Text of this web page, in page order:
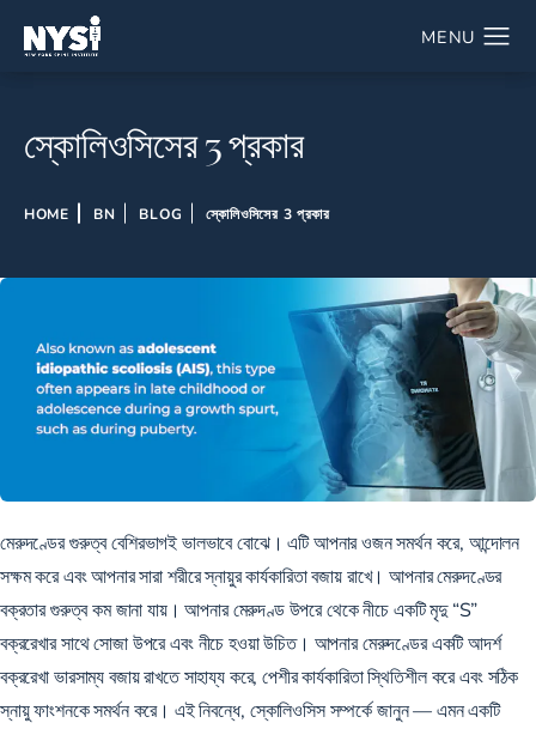
স্কোলিওসিসের 3 প্রকার
HOME BN BLOG স্কোলিওসিসের 3 প্রকার
মেরুদণ্ডের গুরুত্ব বেশিরভাগই ভালভাবে বোঝে। এটি আপনার ওজন সমর্থন করে, আন্দোলন
সক্ষম করে এবং আপনার সারা শরীরে স্নায়ুর কার্যকারিতা বজায় রাখে। আপনার মেরুদণ্ডের
বক্রতার গুরুত্ব কম জানা যায়। আপনার মেরুদণ্ডউপরে থেকে নীচে একটি মৃদু “S”
বক্ররেখারসাথে সোজা উপরে এবং নীচে হওয়া উচিত। আপনার মেরুদণ্ডের একটিআদর্শ
বক্ররেখাভারসাম্য বজায় রাখতে সাহায্য করে, পেশীর কার্যকারিতা স্থিতিশীল করে এবং সঠিক
স্নায়ু ফাংশনকে সমর্থন করে। এই নিবন্ধে, স্কোলিওসিস সম্পর্কে জানুন — এমন একটি